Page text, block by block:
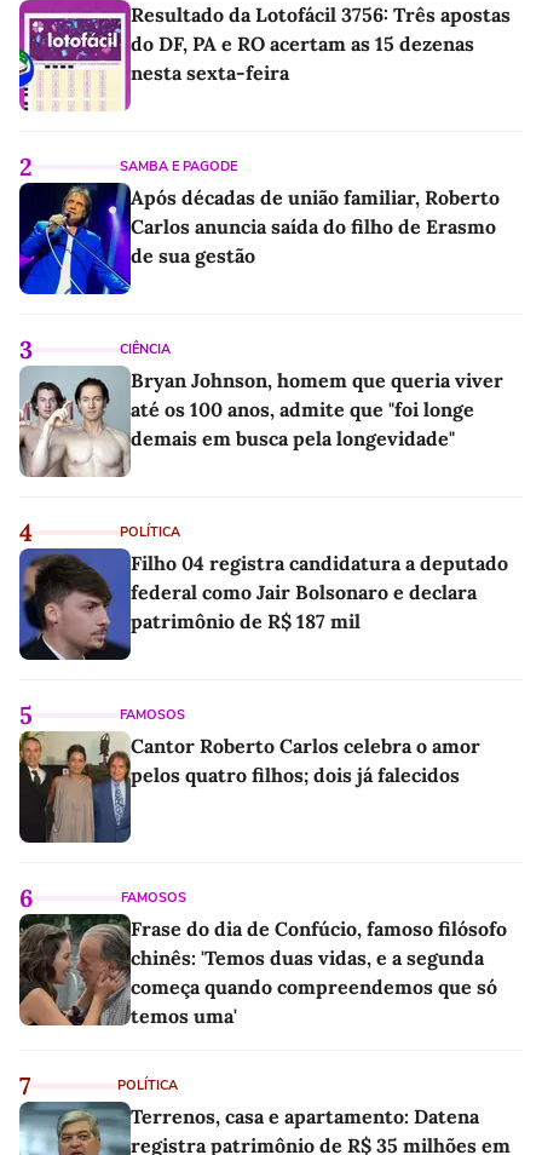
Resultado da Lotofácil 3756: Três apostas
do DF, PA e RO acertam as 15 dezenas
nesta sexta-feira
2 SAMBA E PAGODE
Após décadas de união familiar, Roberto
Carlos anuncia saída do filho de Erasmo
de sua gestão
3 CIÊNCIA
Bryan Johnson, homem que queria viver
até os 100 anos, admite que "foi longe
demais em busca pela longevidade"
4 POLÍTICA
Filho 04 registra candidatura a deputado
federal como Jair Bolsonaro e declara
patrimônio de R$ 187 mil
5 FAMOSOS
Cantor Roberto Carlos celebra o amor
pelos quatro filhos; dois já falecidos
6 FAMOSOS
Frase do dia de Confúcio, famoso filósofo
chinês: 'Temos duas vidas, e a segunda
começa quando compreendemos que só
temos uma'
7 POLÍTICA
Terrenos, casa e apartamento: Datena
registra patrimônio de R$ 35 milhões em